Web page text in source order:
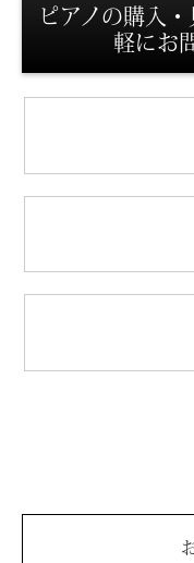
ピアノの購入
軽にお